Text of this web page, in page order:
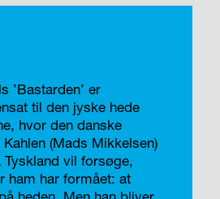
’Bastarden’ er
til den jyske hede
hvor den danske
(Mads Mikkelsen)
Tyskland vil forsøge,
ham har formået: at